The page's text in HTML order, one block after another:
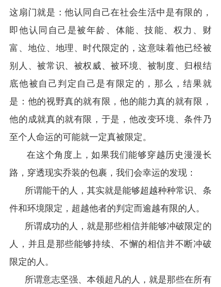
这扇门就是：他认同自己在社会生活中是有限的，
即他认同自己是被年龄、体能、技能、权力、财
富、地位、地理、时代限定的，这意味着他已经被
别人、被常识、被权威、被环境、被制度、归根结
底他被自己判定自己是有限定的，那么，结果就
是：他的视野真的就有限，他的能力真的就有限，
他的成就真的就有限，于是，他改变环境、条件乃
至个人命运的可能就一定真被限定。
在这个角度上，如果我们能够穿越历史漫漫长
路，穿透现实乔装的包裹，我们会幸运的发现：
所谓能干的人，其实就是能够超越种种常识、条
件和环境限定，超越他者的判定而逾越有限的人。
所谓成功的人，就是那些相信并能够冲破限定的
人，并且是那些能够持续、不懈的相信并不断冲破
限定的人。
所谓意志坚强、本领超凡的人，就是那些在所有